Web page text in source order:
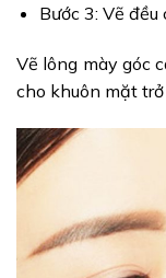
Bước 3: Vẽ
Vẽ lông mày góc
cho khuôn mặt